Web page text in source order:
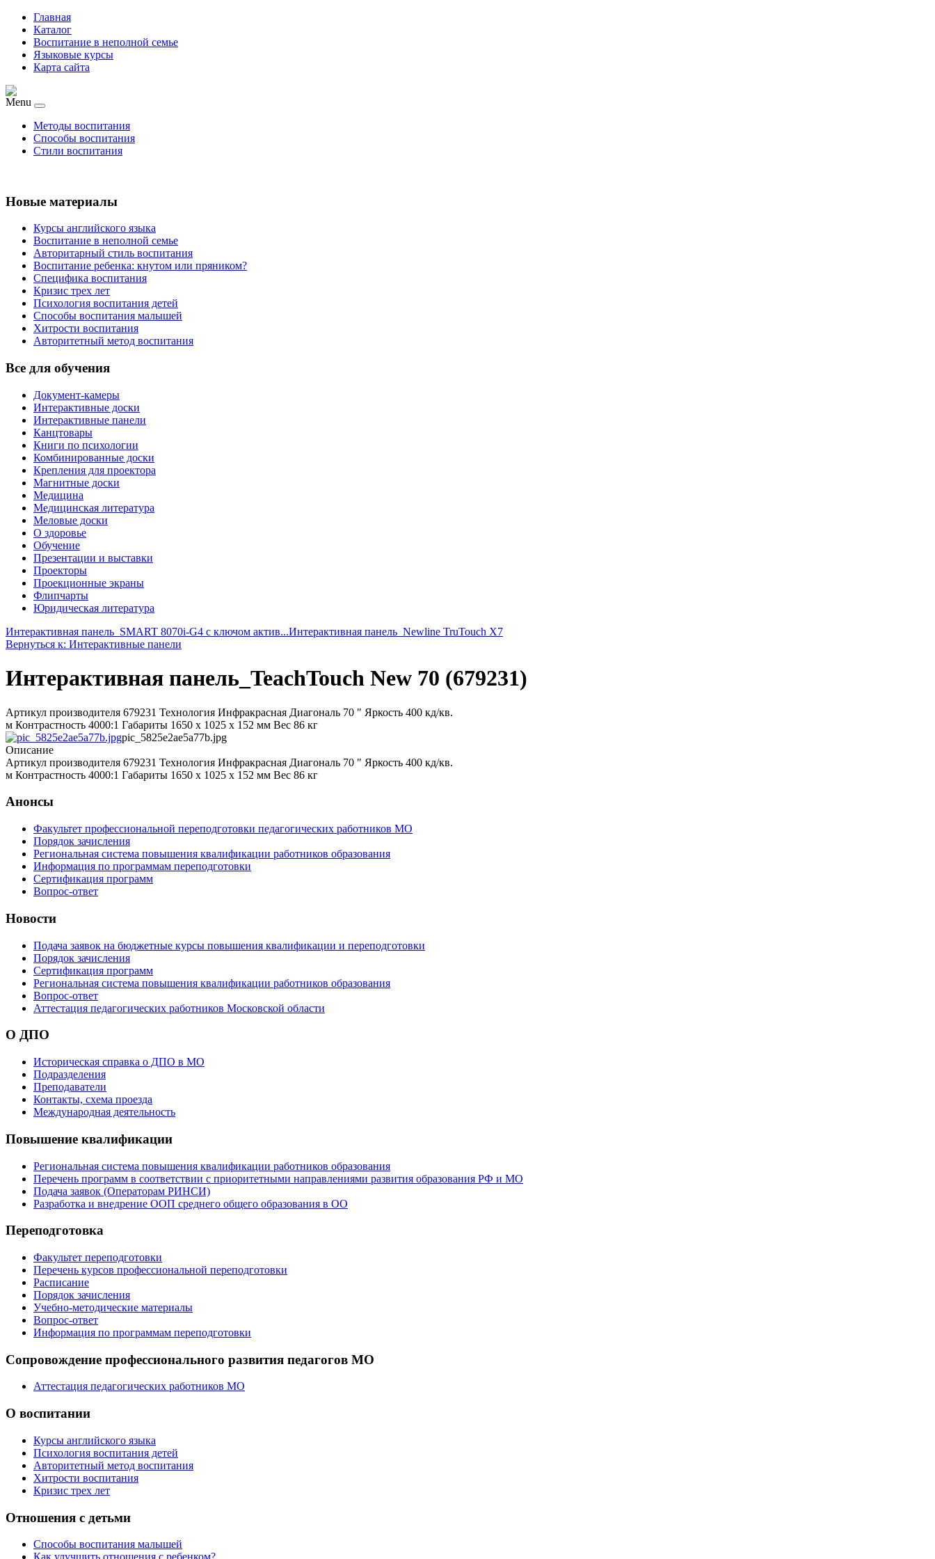
Главная
Каталог
Воспитание в неполной семье
Языковые курсы
Карта сайта
Menu
Методы воспитания
Способы воспитания
Стили воспитания
Новые материалы
Курсы английского языка
Воспитание в неполной семье
Авторитарный стиль воспитания
Воспитание ребенка: кнутом или пряником?
Специфика воспитания
Кризис трех лет
Психология воспитания детей
Способы воспитания малышей
Хитрости воспитания
Авторитетный метод воспитания
Все для обучения
Документ-камеры
Интерактивные доски
Интерактивные панели
Канцтовары
Книги по психологии
Комбинированные доски
Крепления для проектора
Магнитные доски
Медицина
Медицинская литература
Меловые доски
О здоровье
Обучение
Презентации и выставки
Проекторы
Проекционные экраны
Флипчарты
Юридическая литература
Интерактивная панель_SMART 8070i-G4 c ключом актив...Интерактивная панель_Newline TruTouch X7
Вернуться к: Интерактивные панели
Интерактивная панель_TeachTouch New 70 (679231)
Артикул производителя 679231 Технология Инфракрасная Диагональ 70 " Яркость 400 кд/кв.
м Контрастность 4000:1 Габариты 1650 x 1025 x 152 мм Вес 86 кг
pic_5825e2ae5a77b.jpg
Описание
Артикул производителя 679231 Технология Инфракрасная Диагональ 70 " Яркость 400 кд/кв.
м Контрастность 4000:1 Габариты 1650 x 1025 x 152 мм Вес 86 кг
Анонсы
Факультет профессиональной переподготовки педагогических работников МО
Порядок зачисления
Региональная система повышения квалификации работников образования
Информация по программам переподготовки
Сертификация программ
Вопрос-ответ
Новости
Подача заявок на бюджетные курсы повышения квалификации и переподготовки
Порядок зачисления
Сертификация программ
Региональная система повышения квалификации работников образования
Вопрос-ответ
Аттестация педагогических работников Московской области
О ДПО
Историческая справка о ДПО в МО
Подразделения
Преподаватели
Контакты, схема проезда
Международная деятельность
Повышение квалификации
Региональная система повышения квалификации работников образования
Перечень программ в соответствии с приоритетными направлениями развития образования РФ и МО
Подача заявок (Операторам РИНСИ)
Разработка и внедрение ООП среднего общего образования в ОО
Переподготовка
Факультет переподготовки
Перечень курсов профессиональной переподготовки
Расписание
Порядок зачисления
Учебно-методические материалы
Вопрос-ответ
Информация по программам переподготовки
Сопровождение профессионального развития педагогов МО
Аттестация педагогических работников МО
О воспитании
Курсы английского языка
Психология воспитания детей
Авторитетный метод воспитания
Хитрости воспитания
Кризис трех лет
Отношения с детьми
Способы воспитания малышей